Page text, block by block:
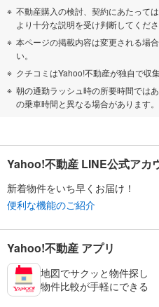
不動産購入の検討、契約にあたって
より十分な説明を受け判断してくださ
本ページの掲載内容は変更される場
い。
クチコミはYahoo!不動産が独自で収
朝の通勤ラッシュ時の所要時間では
の乗車時間と異なる場合があります。
Yahoo!不動産 LINE公式アカ
新着物件をいち早くお届け！
便利な機能のご紹介
Yahoo!不動産 アプリ
地図でサクッと物件探し
物件比較が手軽にできる